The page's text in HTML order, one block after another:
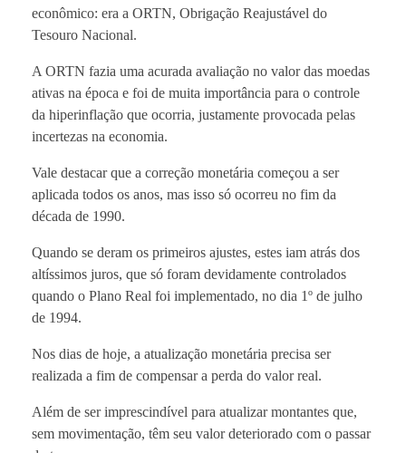
econômico: era a ORTN, Obrigação Reajustável do
Tesouro Nacional.
A ORTN fazia uma acurada avaliação no valor das moedas
ativas na época e foi de muita importância para o controle
da hiperinflação que ocorria, justamente provocada pelas
incertezas na economia.
Vale destacar que a correção monetária começou a ser
aplicada todos os anos, mas isso só ocorreu no fim da
década de 1990.
Quando se deram os primeiros ajustes, estes iam atrás dos
altíssimos juros, que só foram devidamente controlados
quando o Plano Real foi implementado, no dia 1º de julho
de 1994.
Nos dias de hoje, a atualização monetária precisa ser
realizada a fim de compensar a perda do valor real.
Além de ser imprescindível para atualizar montantes que,
sem movimentação, têm seu valor deteriorado com o passar